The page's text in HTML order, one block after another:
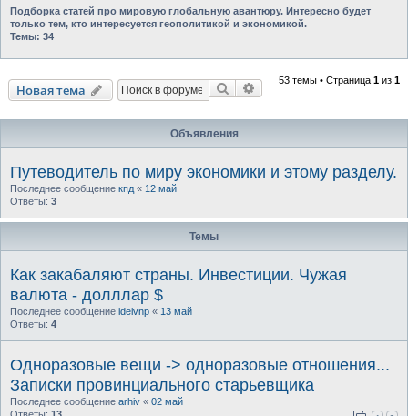
Подборка статей про мировую глобальную авантюру. Интересно будет
только тем, кто интересуется геополитикой и экономикой.
Темы: 34
Новая тема Поиск Расширенный поиск
53 темы • Страница 1 из 1
Объявления
Путеводитель по миру экономики и этому разделу.
Последнее сообщение кпд « 12 май
Ответы: 3
Темы
Как закабаляют страны. Инвестиции. Чужая
валюта - долллар $
Последнее сообщение ideivnp « 13 май
Ответы: 4
Одноразовые вещи -> одноразовые отношения...
Записки провинциального старьевщика
Последнее сообщение arhiv « 02 май